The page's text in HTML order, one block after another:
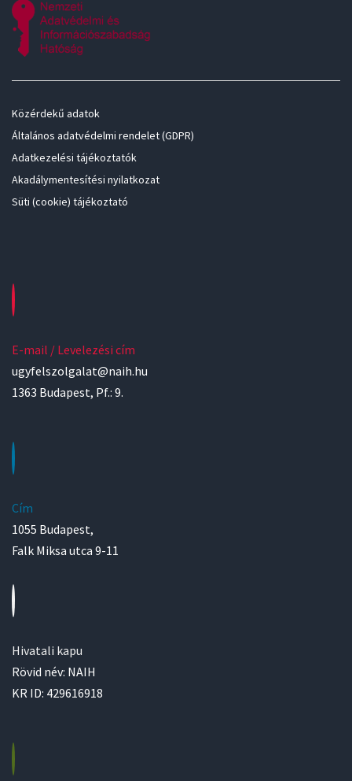
Közérdekű adatok
Általános adatvédelmi rendelet (GDPR)
Adatkezelési tájékoztatók
Akadálymentesítési nyilatkozat
Süti (cookie) tájékoztató
E-mail / Levelezési cím
ugyfelszolgalat@naih.hu
1363 Budapest, Pf.: 9.
Cím
1055 Budapest,
Falk Miksa utca 9-11
Hivatali kapu
Rövid név: NAIH
KR ID: 429616918